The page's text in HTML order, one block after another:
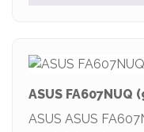
ASUS FA607NUQ
ASUS ASUS